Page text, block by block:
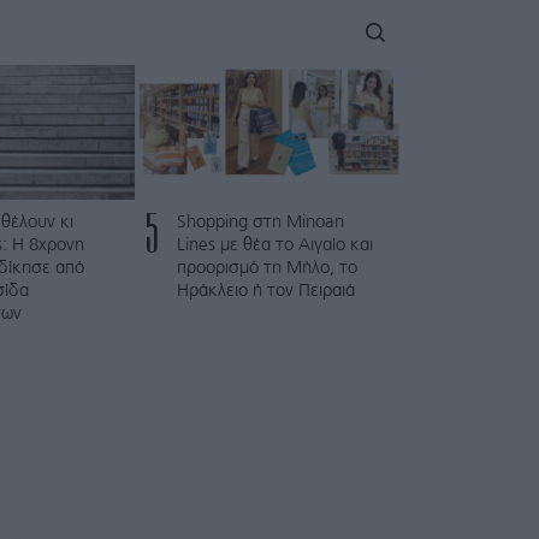
θέλουν κι
Η 8χρονη
από
5
Shopping στη Minoan
Lines με θέα το Αιγαίο και
προορισμό τη Μήλο, το
Ηράκλειο ή τον Πειραιά